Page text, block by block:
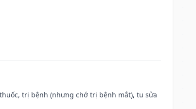
trị bệnh (nhưng chớ trị bệnh mắt), tu sửa